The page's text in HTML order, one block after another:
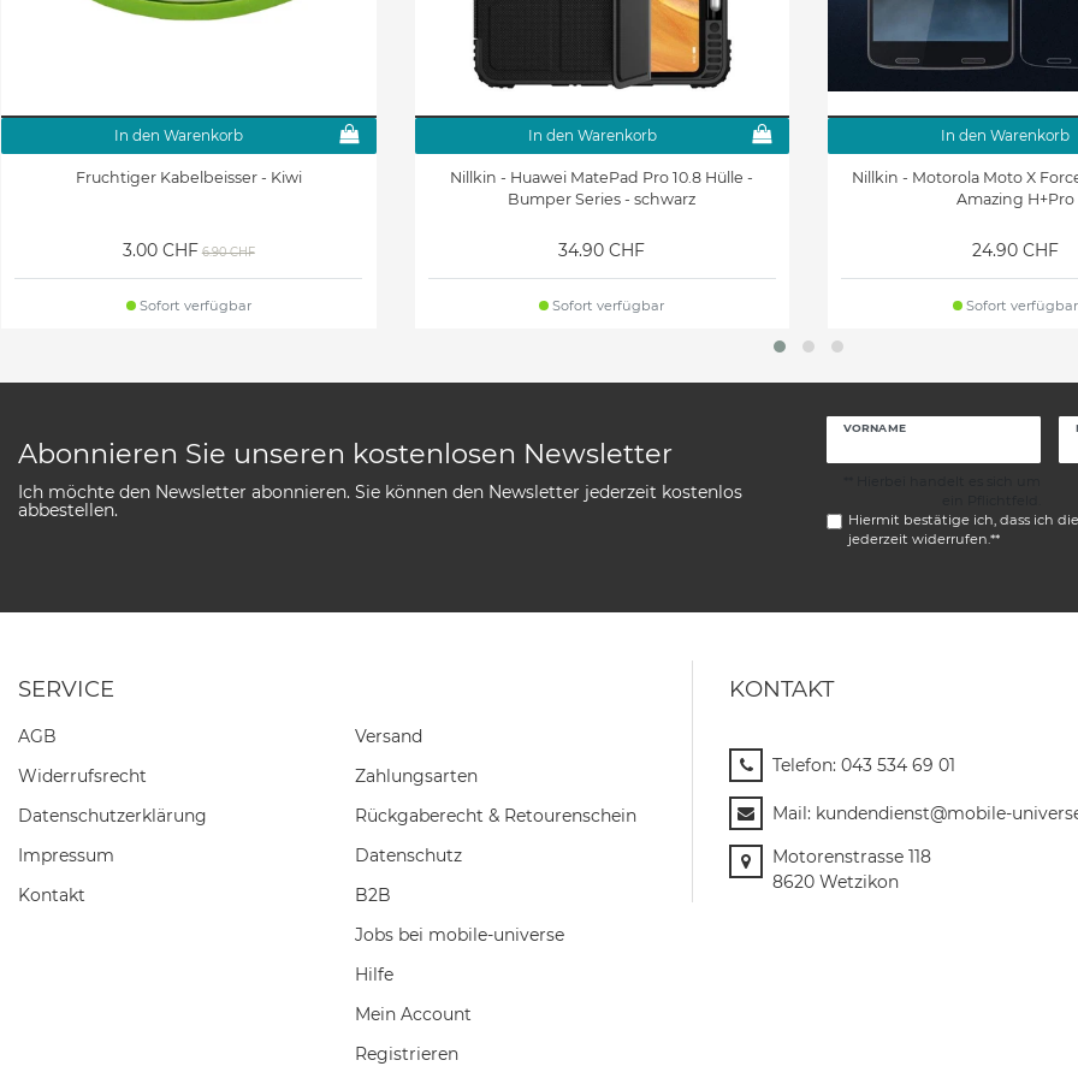
In den Warenkorb
Fruchtiger Kabelbeisser - Kiwi
3.00 CHF 6.90 CHF
Sofort verfügbar
In den Warenkorb
Nillkin - Huawei MatePad Pro 10.8 Hülle -
Bumper Series - schwarz
34.90 CHF
Sofort verfügbar
In den Warenkorb
Nillkin - Motorola Moto X
Amazing H+Pro
24.90 CHF
Sofort verfügbar
Abonnieren Sie unseren kostenlosen Newsletter
Ich möchte den Newsletter abonnieren. Sie können den Newsletter jederzeit kostenlos
abbestellen.
VORNAME
Hiermit bestätige ich, dass ich die
jederzeit widerrufen.**
SERVICE
AGB
Widerrufs­recht
Daten­schutz­erklärung
Impressum
Kontakt
Versand
Zahlungsarten
Rückgaberecht & Retourenschein
Datenschutz
B2B
Jobs bei mobile-universe
Hilfe
Mein Account
Registrieren
KONTAKT
Telefon: 043 534 69 01
Mail: kundendienst@mobile-
Motorenstrasse 118
8620 Wetzikon